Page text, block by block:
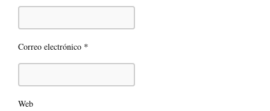
Correo electrónico *
Web